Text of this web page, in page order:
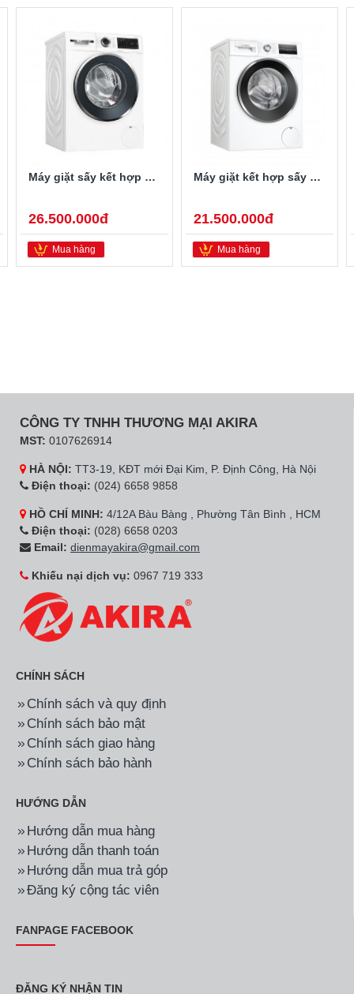
Máy giặt sấy kết hợp Bosch HMH.WNA254U0SG
26.500.000đ
Mua hàng
Máy giặt kết hợp sấy Bosch HMH.WNA14400SG
21.500.000đ
Mua hàng
CÔNG TY TNHH THƯƠNG MẠI AKIRA
MST: 0107626914
HÀ NỘI: TT3-19, KĐT mới Đại Kim, P. Định Công, Hà Nội
Điện thoại: (024) 6658 9858
HỒ CHÍ MINH: 4/12A Bàu Bàng , Phường Tân Bình , HCM
Điện thoại: (028) 6658 0203
Email: dienmayakira@gmail.com
Khiếu nại dịch vụ: 0967 719 333
CHÍNH SÁCH
Chính sách và quy định
Chính sách bảo mật
Chính sách giao hàng
Chính sách bảo hành
HƯỚNG DẪN
Hướng dẫn mua hàng
Hướng dẫn thanh toán
Hướng dẫn mua trả góp
Đăng ký cộng tác viên
FANPAGE FACEBOOK
ĐĂNG KÝ NHẬN TIN